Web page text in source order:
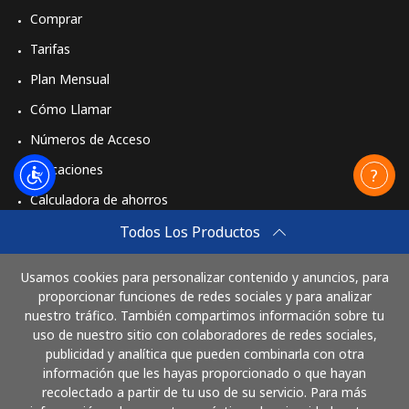
Todos Los Productos
Usamos cookies para personalizar contenido y anuncios, para
proporcionar funciones de redes sociales y para analizar
nuestro tráfico. También compartimos información sobre tu
uso de nuestro sitio con colaboradores de redes sociales,
publicidad y analítica que pueden combinarla con otra
información que les hayas proporcionado o que hayan
recolectado a partir de tu uso de su servicio. Para más
Comprar
Tarifas
Plan Mensual
Cómo Llamar
Números de Acceso
Aplicaciones
Calculadora de ahorros
Cómo funciona
Paga con